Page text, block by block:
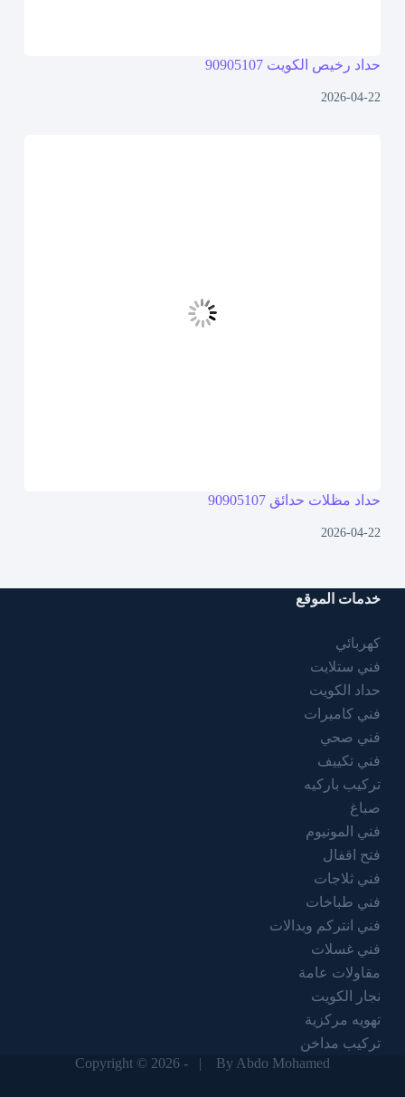
حداد رخيص الكويت 90905107
2026-04-22
حداد مظلات حدائق 90905107
2026-04-22
خدمات الموقع
كهربائي
فني ستلايت
حداد الكويت
فني كاميرات
فني صحي
فني تكييف
تركيب باركيه
صباغ
فني المونيوم
فتح اقفال
فني ثلاجات
فني طباخات
فني انتركم وبدالات
فني غسلات
مقاولات عامة
نجار الكويت
تهويه مركزية
تركيب مداخن
Copyright © 2026 - | By Abdo Mohamed